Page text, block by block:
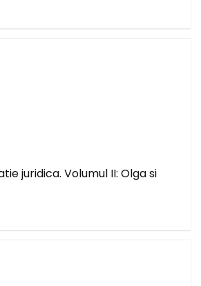
juridica. Volumul II: Olga si